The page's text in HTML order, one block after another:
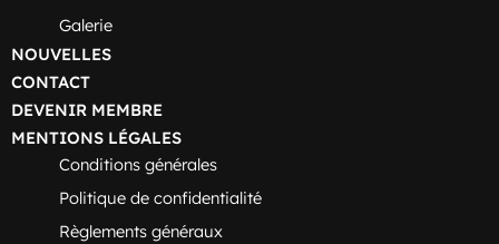
Galerie
NOUVELLES
CONTACT
DEVENIR MEMBRE
MENTIONS LÉGALES
Conditions générales
Politique de confidentialité
Règlements généraux